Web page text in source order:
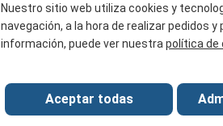
Conductor, Subsistemas
Conectores enchufables,
DIN EN ISO 6789-2:2017
Germany
Nuestro sitio web utiliza cookies y
navegación, a la hora de realizar pedidos
información, puede ver nuestra política de
Aceptar todas